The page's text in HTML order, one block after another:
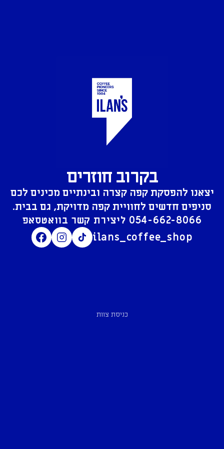
בקרוב חוזרים
יצאנו להפסקת קפה קצרה ובינתיים מכינים לכם
סניפים חדשים לחוויית קפה מדויקת, גם בבית.
054-662-8066
ilans_coffee_shop
כניסת צוות